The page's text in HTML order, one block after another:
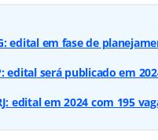
edital em fase de
edital será publicado em
edital em 2024 com 195